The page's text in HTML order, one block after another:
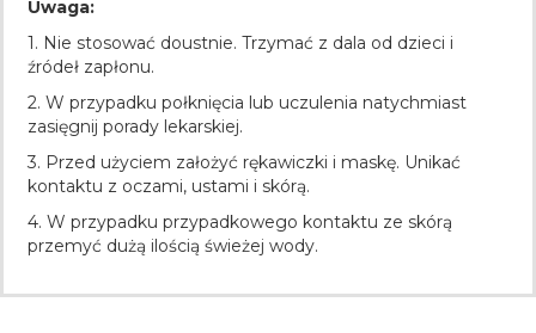
Uwaga:
1. Nie stosować doustnie. Trzymać z dala od dzieci i
źródeł zapłonu.
2. W przypadku połknięcia lub uczulenia natychmiast
zasięgnij porady lekarskiej.
3. Przed użyciem założyć rękawiczki i maskę. Unikać
kontaktu z oczami, ustami i skórą.
4. W przypadku przypadkowego kontaktu ze skórą
przemyć dużą ilością świeżej wody.